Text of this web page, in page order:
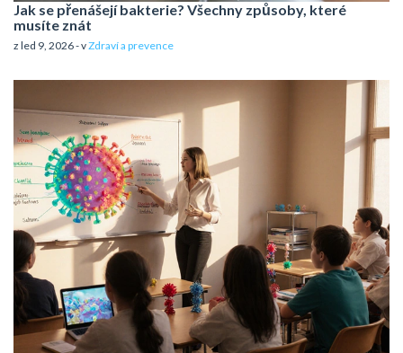
Jak se přenášejí bakterie? Všechny způsoby, které
musíte znát
z led 9, 2026 - vZdraví a prevence